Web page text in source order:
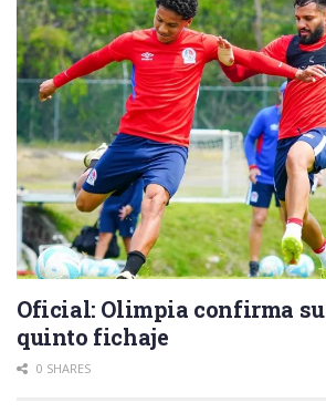
Oficial: Olimpia confirma su
quinto fichaje
0 SHARES